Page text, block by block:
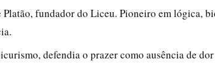
fundador do Liceu. Pioneiro em lógica,
defendia o prazer como ausência de